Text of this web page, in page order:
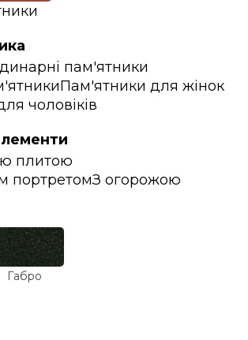
пам'ятники
Пам'ятники для жінок
чоловіків
плитою
портретомЗ огорожою
Габро